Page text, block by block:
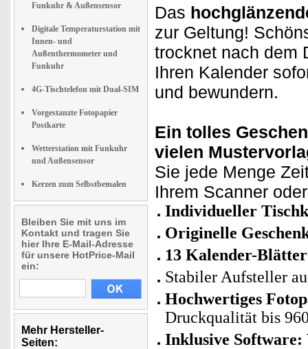
Funkuhr & Außensensor
Digitale Temperaturstation mit
Innen- und
Außenthermometer und
Funkuhr
4G-Tischtelefon mit Dual-SIM
Vorgestanzte Fotopapier
Postkarte
Wetterstation mit Funkuhr
und Außensensor
Kerzen zum Selbstbemalen
Bleiben Sie mit uns im
Kontakt und tragen Sie
hier Ihre E-Mail-Adresse
für unsere HotPrice-Mail
ein:
Mehr Hersteller-
Seiten:
Das
zur Geltung!
trocknet nach dem
Ihren Kalender
und bewundern.
Ein tolles
vielen
Sie jede Menge
Ihrem Scanner
Individueller
Originelle
13 Kalender-
Stabiler Aufsteller
Hochwertiges
Druckqualität bis
Inklusive